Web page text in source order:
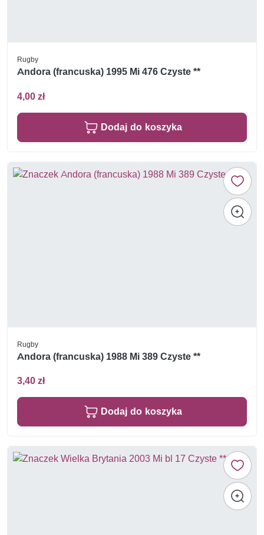
Rugby
Andora (francuska) 1995 Mi 476 Czyste **
4,00 zł
Dodaj do koszyka
Rugby
Andora (francuska) 1988 Mi 389 Czyste **
3,40 zł
Dodaj do koszyka